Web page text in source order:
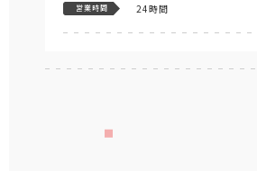
営業時間 24時間